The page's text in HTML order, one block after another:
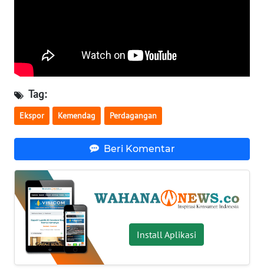
Tag:
Ekspor Kemendag Perdagangan
Beri Komentar
Install Aplikasi
WN
WN
SUMSEL
WN
BENGKULU
WN
LAMPUNG
WN
JATENG